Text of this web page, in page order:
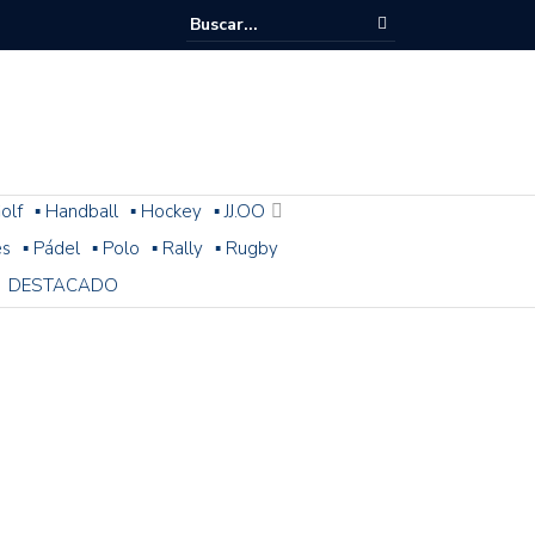
▪ Handball ▪ Hockey ▪ JJ.OO
▪ Pádel ▪ Polo ▪ Rally ▪ Rugby
DESTACADO